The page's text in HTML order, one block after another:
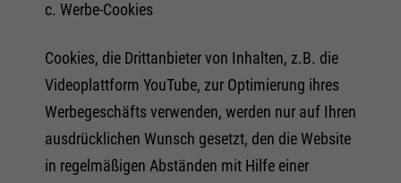
c. Werbe-Cookies
Cookies, die Drittanbieter von Inhalten, z.B. die
Videoplattform YouTube, zur Optimierung ihres
Werbegeschäfts verwenden, werden nur auf Ihren
ausdrücklichen Wunsch gesetzt, den die Website
in regelmäßigen Abständen mit Hilfe einer